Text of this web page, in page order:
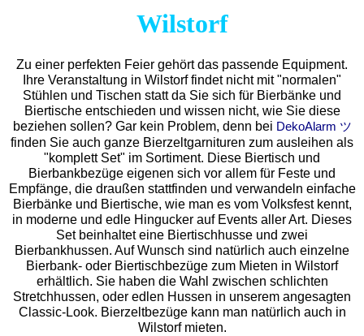
Wilstorf
Zu einer perfekten Feier gehört das passende Equipment.
Ihre Veranstaltung in Wilstorf findet nicht mit "normalen"
Stühlen und Tischen statt da Sie sich für Bierbänke und
Biertische entschieden und wissen nicht, wie Sie diese
beziehen sollen? Gar kein Problem, denn bei DekoAlarm ツ
finden Sie auch ganze Bierzeltgarnituren zum ausleihen als
"komplett Set" im Sortiment. Diese Biertisch und
Bierbankbezüge eigenen sich vor allem für Feste und
Empfänge, die draußen stattfinden und verwandeln einfache
Bierbänke und Biertische, wie man es vom Volksfest kennt,
in moderne und edle Hingucker auf Events aller Art. Dieses
Set beinhaltet eine Biertischhusse und zwei
Bierbankhussen. Auf Wunsch sind natürlich auch einzelne
Bierbank- oder Biertischbezüge zum Mieten in Wilstorf
erhältlich. Sie haben die Wahl zwischen schlichten
Stretchhussen, oder edlen Hussen in unserem angesagten
Classic-Look. Bierzeltbezüge kann man natürlich auch in
Wilstorf mieten.